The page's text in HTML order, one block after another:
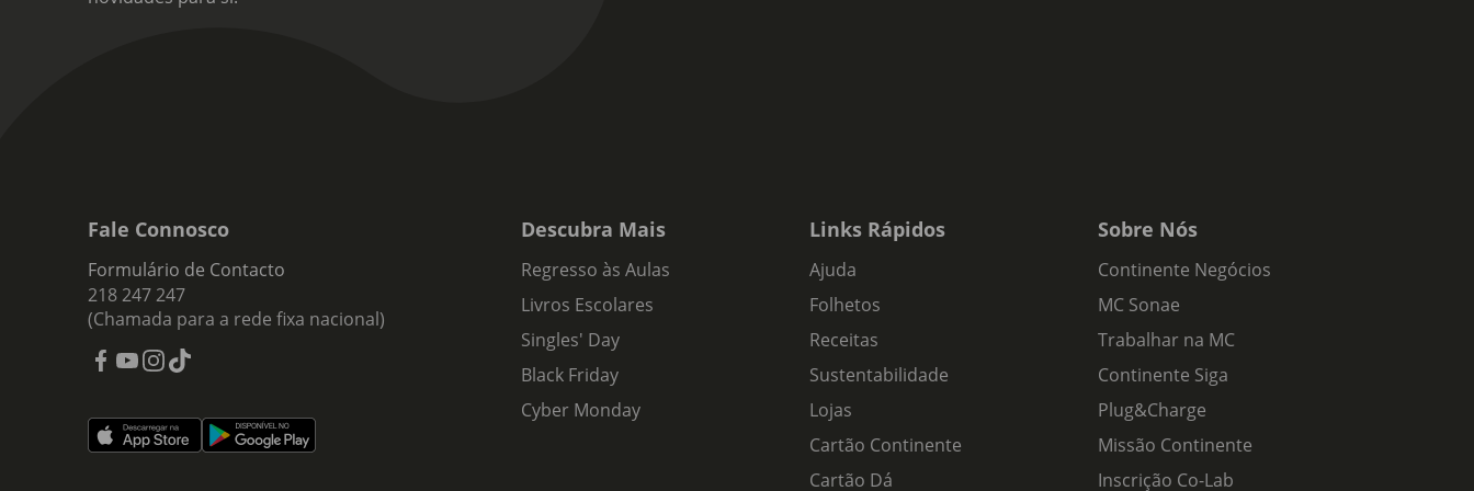
Fale Connosco
Formulário de Contacto
218 247 247
(Chamada para a rede fixa nacional)
Descubra Mais
Regresso às Aulas
Livros Escolares
Singles' Day
Black Friday
Cyber Monday
Links Rápidos
Ajuda
Folhetos
Receitas
Sustentabilidade
Lojas
Cartão Continente
Cartão Dá
Sobre Nós
Continente Negócios
MC Sonae
Trabalhar na MC
Continente Siga
Plug&Charge
Missão Continente
Inscrição Co-Lab